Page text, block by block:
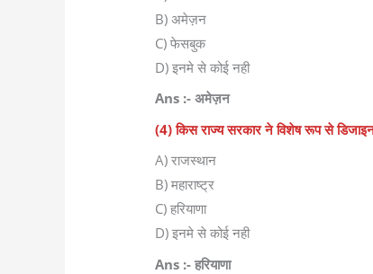
B) अमेज़न
C) फेसबुक
D) इनमे से कोई नही
Ans :- अमेज़न
(4) किस राज्य सरकार ने विशेष रूप से
A) राजस्थान
B) महाराष्ट्र
C) हरियाणा
D) इनमे से कोई नही
Ans :- हरियाणा